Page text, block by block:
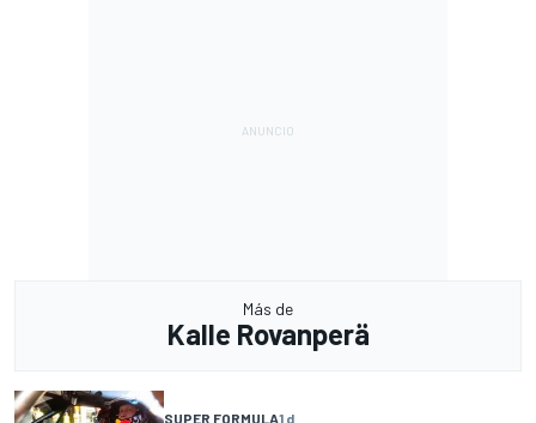
Más de
Kalle Rovanperä
SUPER FORMULA1 d